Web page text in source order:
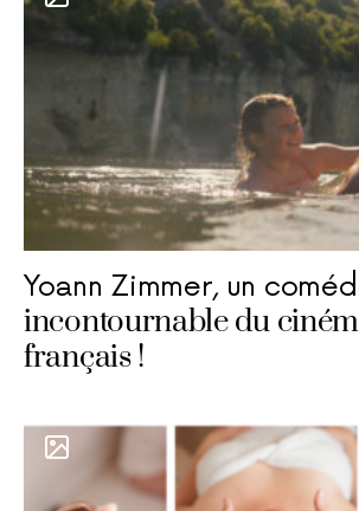
Yoann Zimmer, un
incontournable du
français !